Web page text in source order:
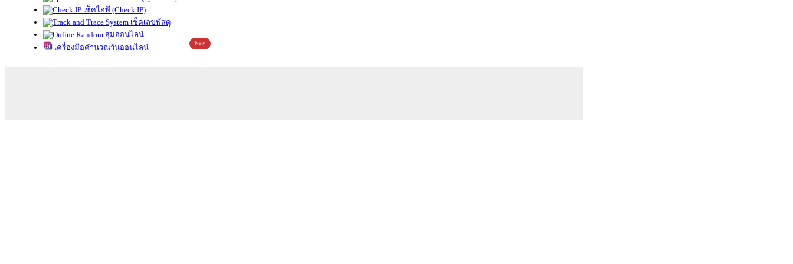
เช็คไอพี (Check IP)
เช็คเลขพัสดุ
สุ่มออนไลน์
เครื่องมือคำนวณวันออนไลน์
New